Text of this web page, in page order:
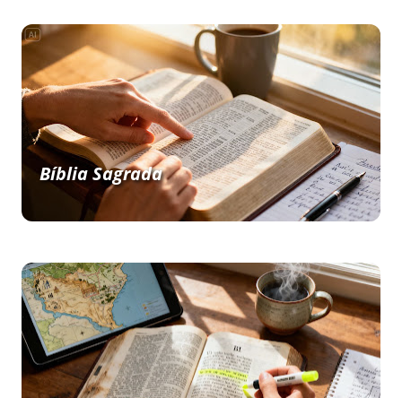
Bíblia Sagrada